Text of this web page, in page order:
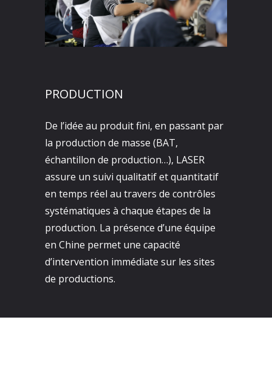
PRODUCTION
De l’idée au produit fini, en passant par
la production de masse (BAT,
échantillon de production…), LASER
assure un suivi qualitatif et quantitatif
en temps réel au travers de contrôles
systématiques à chaque étapes de la
production. La présence d’une équipe
en Chine permet une capacité
d’intervention immédiate sur les sites
de productions.